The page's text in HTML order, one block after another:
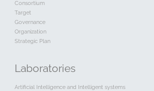
Consortium
Target
Governance
Organization
Strategic Plan
Laboratories
Artificial Intelligence and Intelligent systems